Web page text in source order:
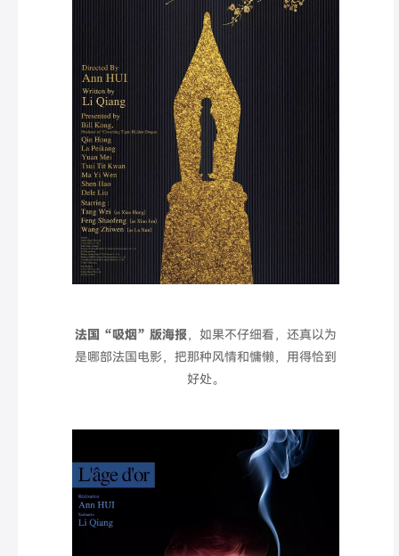
法国“吸烟” 版海报，如果不仔细看，还真以为
是哪部法国电影，把那种风情和慵懒，用得恰到
好处。